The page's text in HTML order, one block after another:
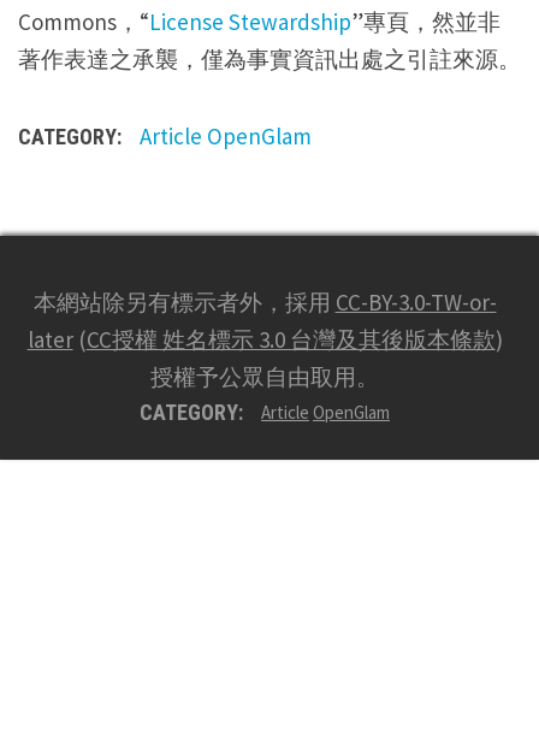
Commons，“License Stewardship”專頁，然並非
著作表達之承襲，僅為事實資訊出處之引註來源。
CATEGORY: Article OpenGlam
本網站除另有標示者外，採用 CC-BY-3.0-TW-or-
later(CC授權 姓名標示 3.0 台灣及其後版本條款)
授權予公眾自由取用。
CATEGORY: Article OpenGlam